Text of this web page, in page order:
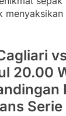
20.00
Serie